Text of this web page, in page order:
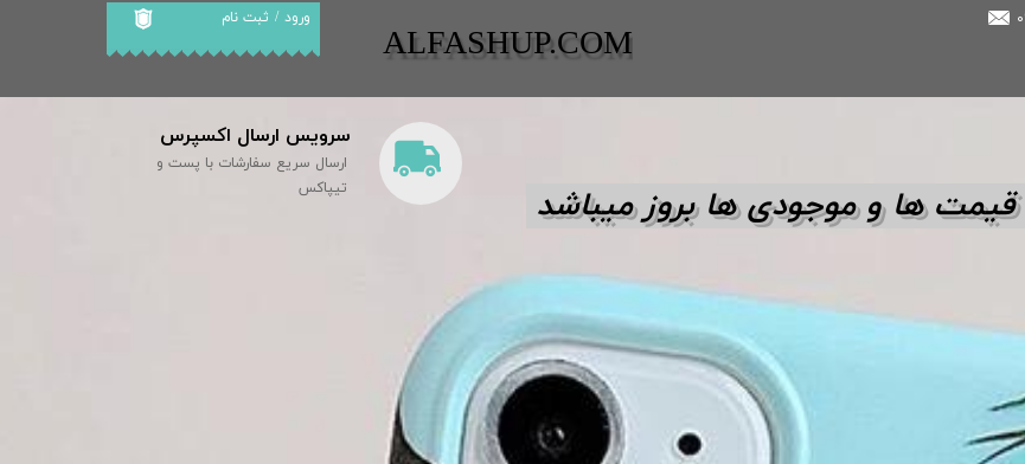
سرویس ارسال اکسپرس
ارسال سریع سفارشات با پست و
تیپاکس
ورود / ثبت نام
حساب کاربری من
تغییر گذر واژه
سفارشات
​​ALFASHUP.COM
قیمت ها و موجودی ها بروز میباشد